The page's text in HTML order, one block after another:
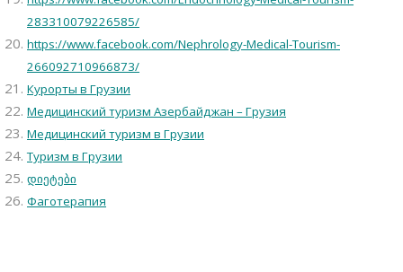
283310079226585/
https://www.facebook.com/Nephrology-Medical-Tourism-
266092710966873/
Курорты в Грузии
Медицинский туризм Азербайджан – Грузия
Медицинский туризм в Грузии
Туризм в Грузии
დიეტები
Фаготерапия